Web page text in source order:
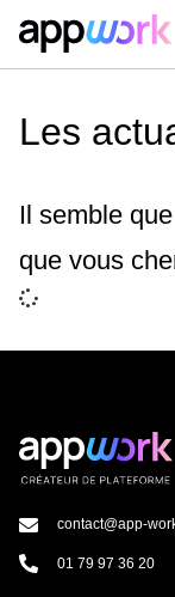
Les
Il semble
que vous
contact@app-
01 79 97 36 20